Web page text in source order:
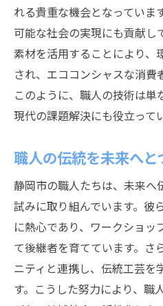
れる貴重な機会となっていま
可能な社会の実現にも貢献し
素材を活用することにより、
され、エココンシャスな消費
このように、職人の技術は単
現代の課題解決にも役立って
職人の伝統を未来へと
静岡市の職人たちは、未来へ
試みに取り組んでいます。彼
に熱心であり、ワークショッ
て後継者を育てています。さ
ニティと連携し、伝統工芸を
す。こうした努力により、職